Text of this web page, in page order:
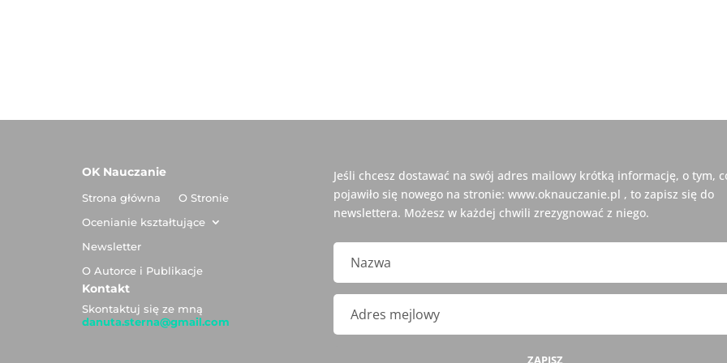
OK Nauczanie
Strona główna
O Stronie
Ocenianie kształtujące
Newsletter
O Autorce i Publikacje
Kontakt
Skontaktuj się ze mną
danuta.sterna@gmail.com
Jeśli chcesz dostawać na swój adres mailowy krótką informację, o tym,
pojawiło się nowego na stronie: www.oknauczanie.pl , to zapisz się do
newslettera. Możesz w każdej chwili zrezygnować z niego.
ZAPISZ